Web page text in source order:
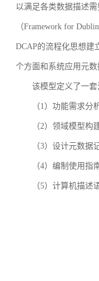
以满足各类数据描述
（Framework for
DCAP的流程化思想建
个方面和系统应用元
该模型定义了一
（1）功能需求
（2）领域模型
（3）设计元数据
（4）编制使用指
（5）计算机描述